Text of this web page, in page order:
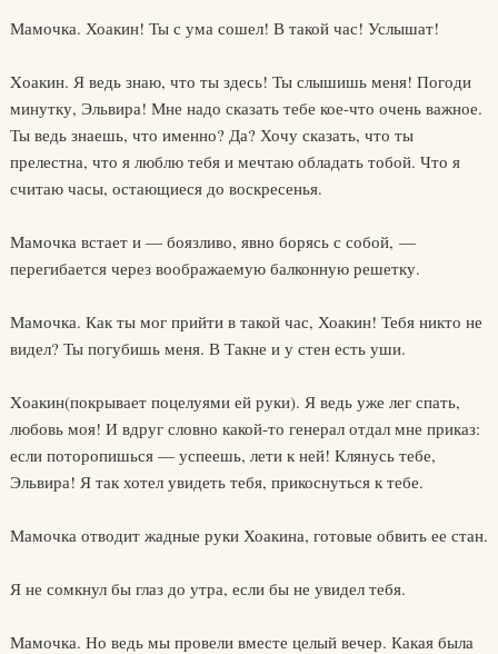
Мамочка. Хоакин! Ты с ума сошел! В такой час! Услышат!
Xоакин. Я ведь знаю, что ты здесь! Ты слышишь меня! Погоди
минутку, Эльвира! Мне надо сказать тебе кое-что очень важное.
Ты ведь знаешь, что именно? Да? Хочу сказать, что ты
прелестна, что я люблю тебя и мечтаю обладать тобой. Что я
считаю часы, остающиеся до воскресенья.
Мамочка встает и — боязливо, явно борясь с собой, —
перегибается через воображаемую балконную решетку.
Мамочка. Как ты мог прийти в такой час, Хоакин! Тебя никто не
видел? Ты погубишь меня. В Такне и у стен есть уши.
Xоакин(покрывает поцелуями ей руки). Я ведь уже лег спать,
любовь моя! И вдруг словно какой-то генерал отдал мне приказ:
если поторопишься — успеешь, лети к ней! Клянусь тебе,
Эльвира! Я так хотел увидеть тебя, прикоснуться к тебе.
Мамочка отводит жадные руки Хоакина, готовые обвить ее стан.
Я не сомкнул бы глаз до утра, если бы не увидел тебя.
Мамочка. Но ведь мы провели вместе целый вечер. Какая была